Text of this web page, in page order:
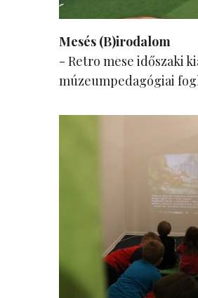
Mesés (B)irodalom
- Retro mese időszaki
múzeumpedagógiai